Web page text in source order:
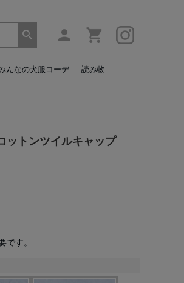
んなの犬服コーデ 読み物
ットンツイルキャップ
です。